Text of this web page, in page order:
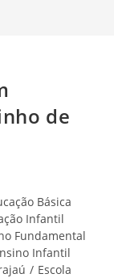
de
Básica
Infantil
Fundamental
Infantil
/ Escola